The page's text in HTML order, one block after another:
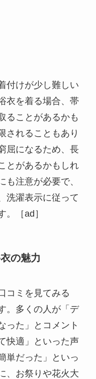
付けが少し難しい
衣を着る場合、帯
ることがあるかも
されることもあり
屈になるため、長
とがあるかもしれ
も注意が必要で、
洗濯表示に従って
。［ad］
の魅力
コミを見てみる
。多くの人が「デ
った」とコメント
快適」といった声
単だった」といっ
、お祭りや花火大